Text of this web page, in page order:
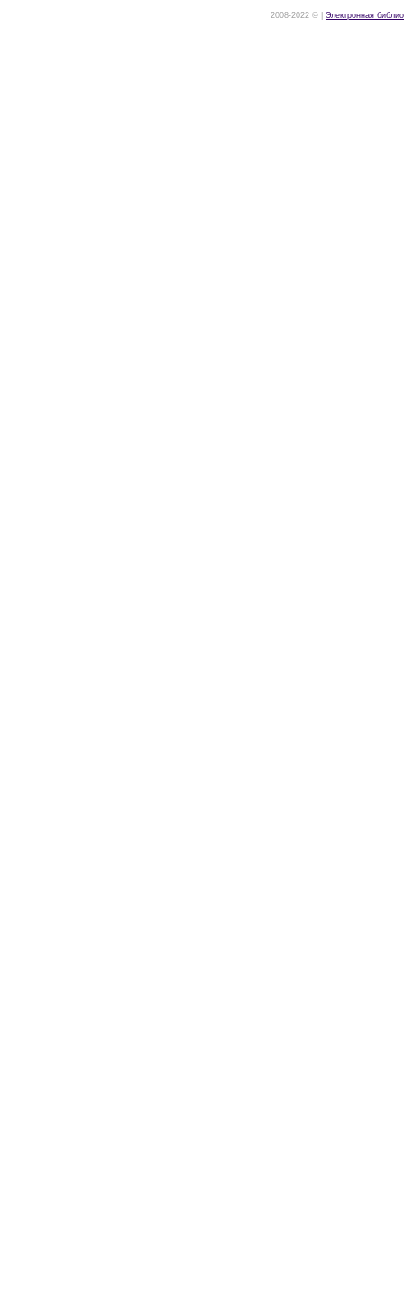
2008-2022 © | Электронная